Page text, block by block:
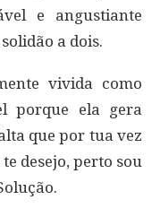
e angustiante
a dois.
vivida como
porque ela gera
que por tua vez
desejo, perto sou